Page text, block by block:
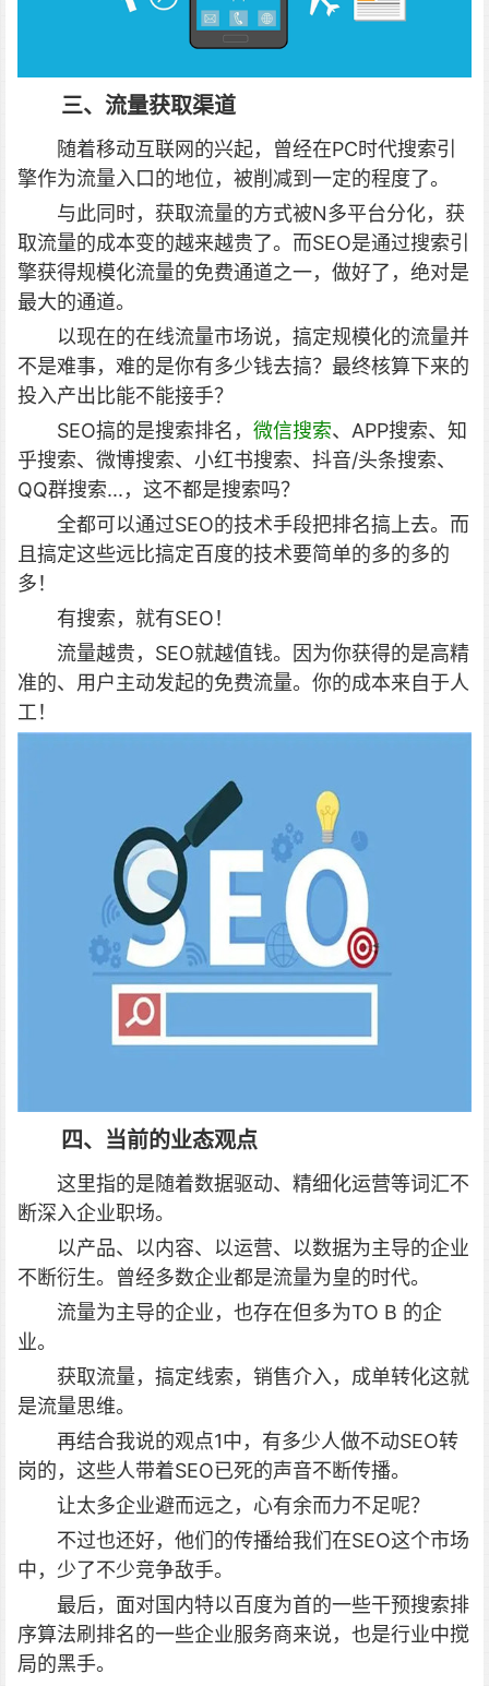
三、流量获取渠道
随着移动互联网的兴起，曾经在PC时代搜索引
擎作为流量入口的地位，被削减到一定的程度了。
与此同时，获取流量的方式被N多平台分化，获
取流量的成本变的越来越贵了。而SEO是通过搜索引
擎获得规模化流量的免费通道之一，做好了，绝对是
最大的通道。
以现在的在线流量市场说，搞定规模化的流量并
不是难事，难的是你有多少钱去搞？最终核算下来的
投入产出比能不能接手？
SEO搞的是搜索排名， 微信搜索、APP搜索、知
乎搜索、微博搜索、小红书搜索、抖音/头条搜索、
QQ群搜索...，这不都是搜索吗？
全都可以通过SEO的技术手段把排名搞上去。而
且搞定这些远比搞定百度的技术要简单的多的多的
多！
有搜索，就有SEO！
流量越贵，SEO就越值钱。因为你获得的是高精
准的、用户主动发起的免费流量。你的成本来自于人
工！
四、当前的业态观点
这里指的是随着数据驱动、精细化运营等词汇不
断深入企业职场。
以产品、以内容、以运营、以数据为主导的企业
不断衍生。曾经多数企业都是流量为皇的时代。
流量为主导的企业，也存在但多为TO B 的企
业。
获取流量，搞定线索，销售介入，成单转化这就
是流量思维。
再结合我说的观点1中，有多少人做不动SEO转
岗的，这些人带着SEO已死的声音不断传播。
让太多企业避而远之，心有余而力不足呢？
不过也还好，他们的传播给我们在SEO这个市场
中，少了不少竞争敌手。
最后，面对国内特以百度为首的一些干预搜索排
序算法刷排名的一些企业服务商来说，也是行业中搅
局的黑手。